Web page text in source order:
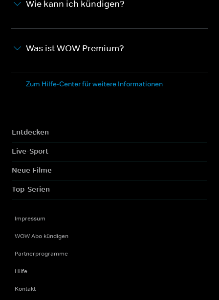
Wie kann ich kündigen?
Was ist WOW Premium?
Zum Hilfe-Center für weitere Informationen
Entdecken
Live-Sport
Neue Filme
Top-Serien
Impressum
WOW Abo kündigen
Partnerprogramme
Hilfe
Kontakt